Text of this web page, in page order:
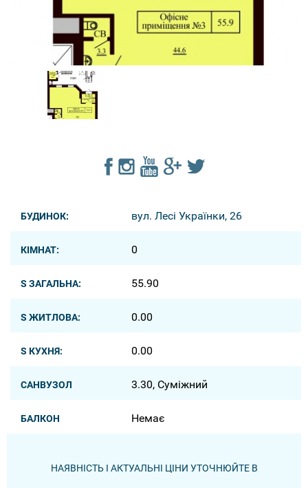
БУДИНОК: вул. Лесі Українки, 26
КІМНАТ: 0
S ЗАГАЛЬНА: 55.90
S ЖИТЛОВА: 0.00
S КУХНЯ: 0.00
САНВУЗОЛ 3.30, Суміжний
БАЛКОН Немає
НАЯВНІСТЬ І АКТУАЛЬНІ ЦІНИ УТОЧНЮЙТЕ В